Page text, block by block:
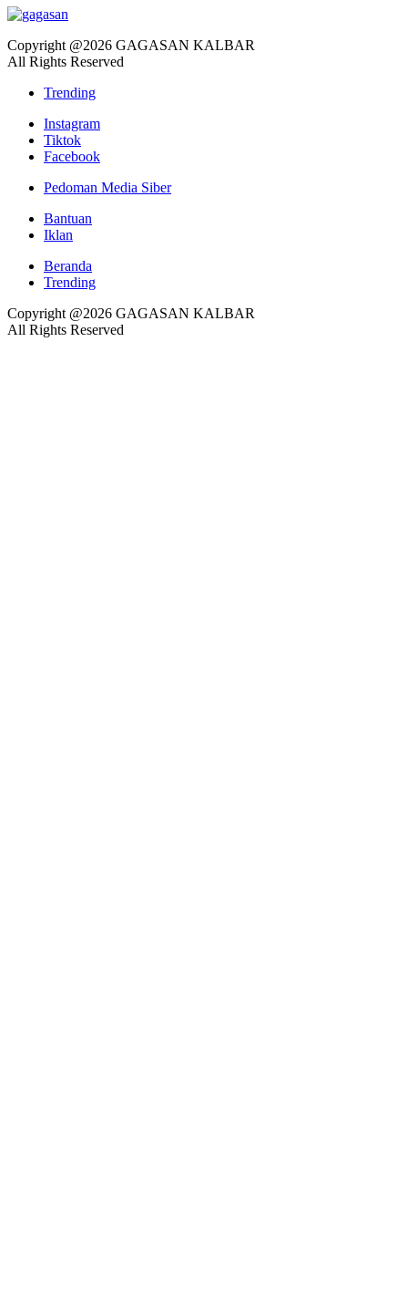
Copyright @2026 GAGASAN KALBAR
All Rights Reserved
Trending
Instagram
Tiktok
Facebook
Pedoman Media Siber
Bantuan
Iklan
Beranda
Trending
Copyright @2026 GAGASAN KALBAR
All Rights Reserved